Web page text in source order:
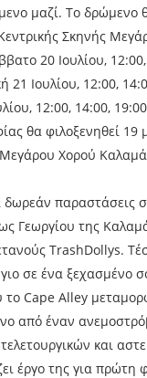
μαζί. Το δρώμενο
Σκηνής
20 Ιουλίου,
21 Ιουλίου, 12:00,
12:00, 14:00,
θα φιλοξενηθεί 19
Χορού
δωρεάν παραστάσεις
Γεωργίου της
TrashDollys.
σε ένα ξεχασμένο
Cape Alley
από έναν
και
έργο της για πρώτη